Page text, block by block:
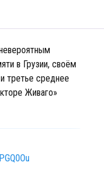
в Грузии, своём
третье среднее
Живаго»